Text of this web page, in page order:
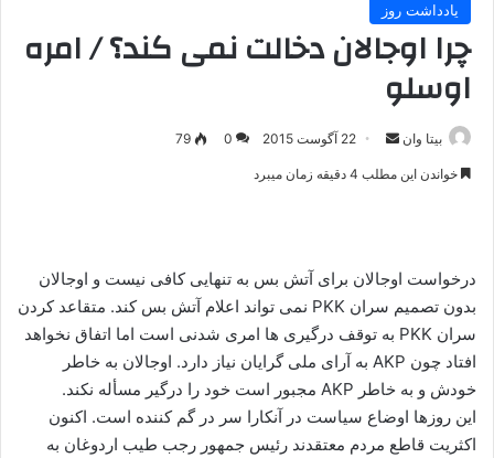
یادداشت روز
چرا اوجالان دخالت نمی کند؟ / امره
اوسلو
بیتا وان
ر
22 آگوست 2015 0
79
خواندن این مطلب 4 دقیقه زمان میبرد
درخواست اوجالان برای آتش بس به تنهایی کافی نیست و اوجالان
بدون تصمیم سران PKK نمی تواند اعلام آتش بس کند. متقاعد کردن
سران PKK به توقف درگیری ها امری شدنی است اما اتفاق نخواهد
افتاد چون AKP به آرای ملی گرایان نیاز دارد. اوجالان به خاطر
خودش و به خاطر AKP مجبور است خود را درگیر مسأله نکند.
این روزها اوضاع سیاست در آنکارا سر در گم کننده است. اکنون
اکثریت قاطع مردم معتقدند رئیس جمهور رجب طیب اردوغان به